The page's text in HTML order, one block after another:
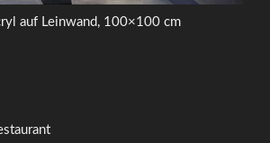
auf Leinwand, 100×100 cm